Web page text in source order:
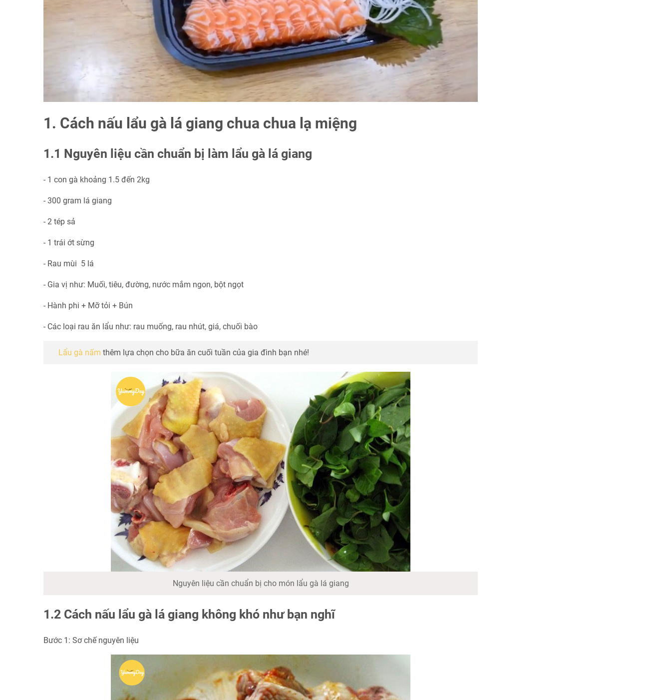
1. Cách nấu lẩu gà lá giang chua chua lạ miệng
1.1 Nguyên liệu cần chuẩn bị làm lẩu gà lá giang
- 1 con gà khoảng 1.5 đến 2kg
- 300 gram lá giang
- 2 tép sả
- 1 trái ớt sừng
- Rau mùi 5 lá
- Gia vị như: Muối, tiêu, đường, nước mắm ngon, bột ngọt
- Hành phi + Mỡ tỏi + Bún
- Các loại rau ăn lẩu như: rau muống, rau nhút, giá, chuối bào
Lẩu gà nấm thêm lựa chọn cho bữa ăn cuối tuần của gia đình bạn nhé!
Nguyên liệu cần chuẩn bị cho món lẩu gà lá giang
1.2 Cách nấu lẩu gà lá giang không khó như bạn nghĩ
Bước 1: Sơ chế nguyên liệu